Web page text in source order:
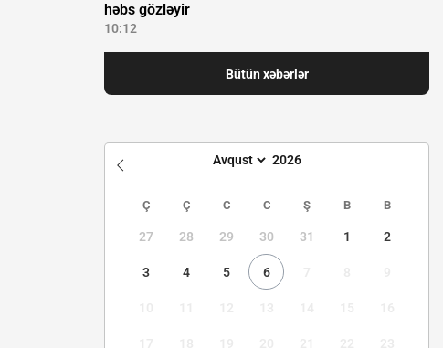
həbs gözləyir
10:12
Bütün xəbərlər
Ç Ç C C Ş B B
27 28 29 30 31 1 2
3 4 5 6